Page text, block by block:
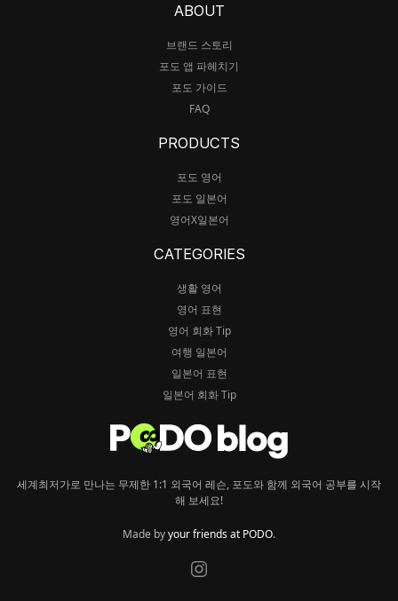
ABOUT
브랜드 스토리
포도 앱 파헤치기
포도 가이드
FAQ
PRODUCTS
포도 영어
포도 일본어
영어X일본어
CATEGORIES
생활 영어
영어 표현
영어 회화 Tip
여행 일본어
일본어 표현
일본어 회화 Tip
세계최저가로 만나는 무제한 1:1 외국어 레슨, 포도와 함께 외국어 공부를 시작
해 보세요!
Made byyour friends at PODO.